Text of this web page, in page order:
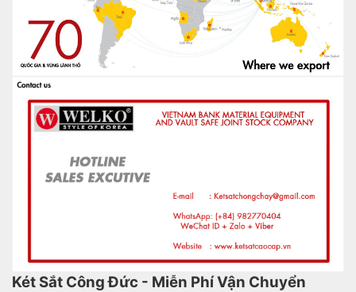
Két Sắt Công Đức - Miễn Phí Vận Chuyển